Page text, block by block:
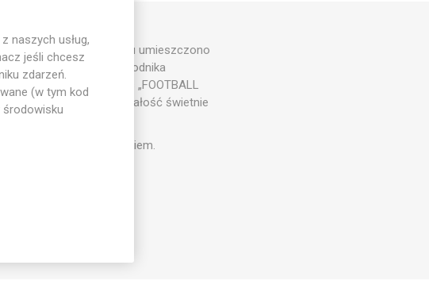
wyglądem. Z przodu umieszczono
sylwetka zawodnika
dwurzędowy napis „FOOTBALL
amerykański klimat. Całość świetnie
wyjeździe i poza boiskiem.
naszych usług,
jeśli chcesz
zdarzeń.
(w tym kod
środowisku